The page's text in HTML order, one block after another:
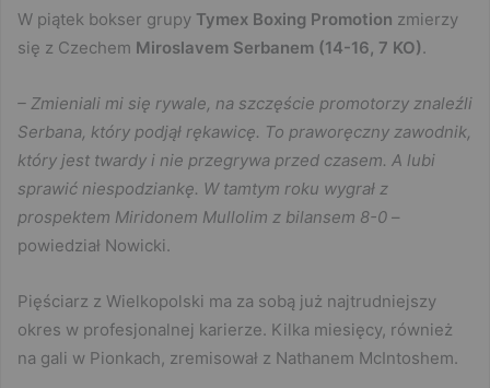
W piątek bokser grupy Tymex Boxing Promotion zmierzy
się z Czechem Miroslavem Serbanem (14-16, 7 KO).
– Zmieniali mi się rywale, na szczęście promotorzy znaleźli
Serbana, który podjął rękawicę. To praworęczny zawodnik,
który jest twardy i nie przegrywa przed czasem. A lubi
sprawić niespodziankę. W tamtym roku wygrał z
prospektem Miridonem Mullolim z bilansem 8-0 –
powiedział Nowicki.
Pięściarz z Wielkopolski ma za sobą już najtrudniejszy
okres w profesjonalnej karierze. Kilka miesięcy, również
na gali w Pionkach, zremisował z Nathanem McIntoshem.